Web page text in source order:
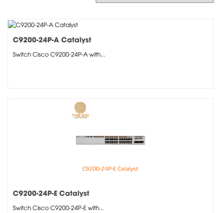
C9200-24P-A Catalyst
Switch Cisco C9200-24P-A with...
C9200-24P-E Catalyst
Switch Cisco C9200-24P-E with...